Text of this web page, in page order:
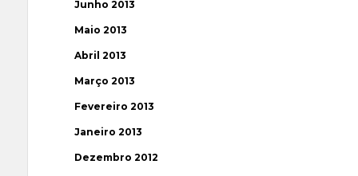
Junho 2013
Maio 2013
Abril 2013
Março 2013
Fevereiro 2013
Janeiro 2013
Dezembro 2012